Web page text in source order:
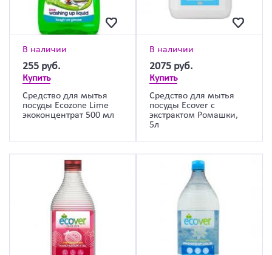
В наличии
255 руб.
Купить
Средство для мытья
посуды Ecozone Lime
экоконцентрат 500 мл
В наличии
2075 руб.
Купить
Средство для мытья
посуды Ecover с
экстрактом Ромашки,
5л